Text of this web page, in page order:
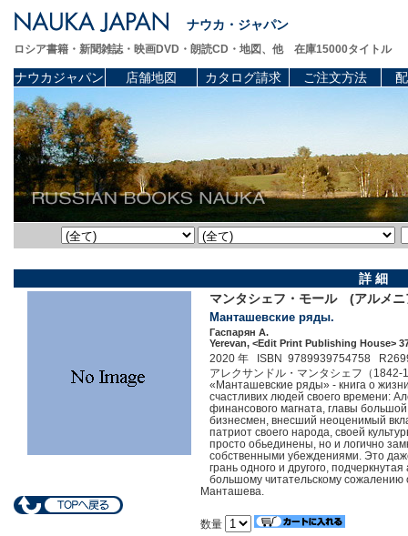
ナウカ・ジャパン
ロシア書籍・新聞雑誌・映画DVD・朗読CD・地図、他 在庫15000タイトル
ナウカジャパン 店舗地図 カタログ請求 ご注文方法
詳 細
マンタシェフ・モール (アルメニ
Манташевские ряды.
Гаспарян А.
Yerevan, <Edit Print Publishing House>
2020 年 ISBN 9789939754758
アレクサンドル・マンタシェフ（
«Манташевские ряды» - книга о
счастливих людей своего времени:
финансового магната, главы
бизнесмен, внесший неоценимый
патриот своего народа, своей
просто обьединены, но и логично
собственными убеждениями. Это
грань одного и другого,
большому читательскому сожалению
Манташева.
数量